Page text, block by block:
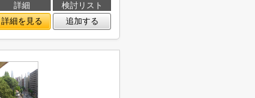
詳細
検討リスト
詳細を見る 追加する